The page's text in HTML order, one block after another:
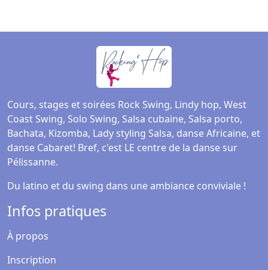
Cours, stages et soirées Rock Swing, Lindy hop, West
Coast Swing, Solo Swing, Salsa cubaine, Salsa porto,
Bachata, Kizomba, Lady styling Salsa, danse Africaine, et
danse Cabaret! Bref, c'est LE centre de la danse sur
Pélissanne.
Du latino et du swing dans une ambiance conviviale !
Infos pratiques
À propos
Inscription